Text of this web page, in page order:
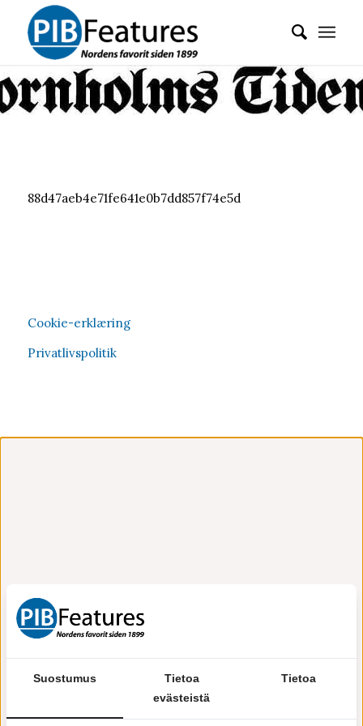
88d47aeb4e71fe641e0b7dd857f74e5d
Cookie-erklæring
Privatlivspolitik
Suostumus
Tietoa
evästeistä
Tietoa